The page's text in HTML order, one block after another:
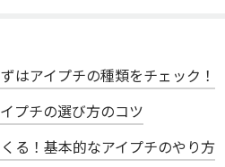
はアイプチの種類をチェック！
プチの選び方のコツ
る！基本的なアイプチのやり方